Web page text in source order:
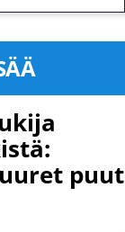
puut